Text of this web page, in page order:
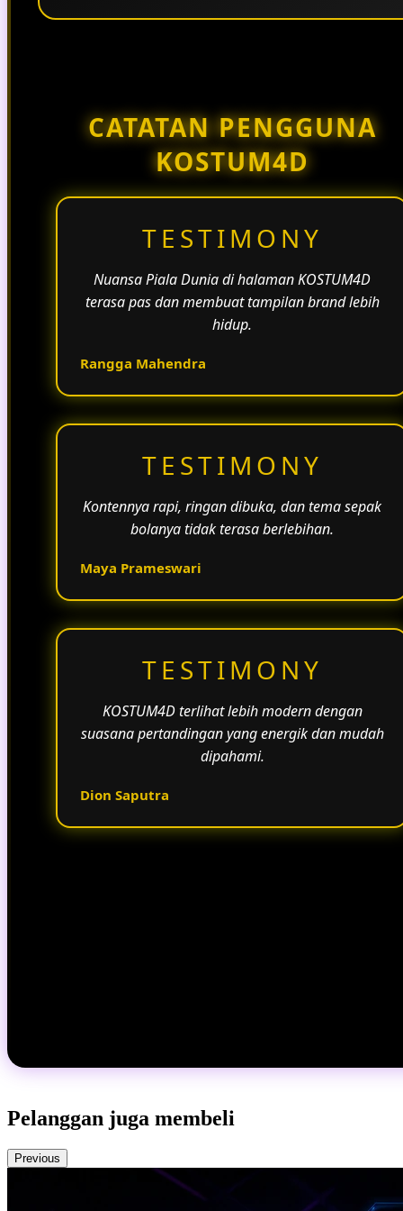
CATATAN PENGGUNA
KOSTUM4D
TESTIMONY
Nuansa Piala Dunia di halaman KOSTUM4D
terasa pas dan membuat tampilan brand lebih
hidup.
Rangga Mahendra
TESTIMONY
Kontennya rapi, ringan dibuka, dan tema sepak
bolanya tidak terasa berlebihan.
Maya Prameswari
TESTIMONY
KOSTUM4D terlihat lebih modern dengan
suasana pertandingan yang energik dan mudah
dipahami.
Dion Saputra
Pelanggan juga membeli
Previous